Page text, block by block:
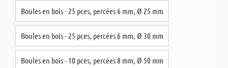
Boules en bois - 25 pces, percées 6 mm, Ø 25 mm
Boules en bois - 25 pces, percées 6 mm, Ø 30 mm
Boules en bois - 10 pces, percées 8 mm, Ø 50 mm